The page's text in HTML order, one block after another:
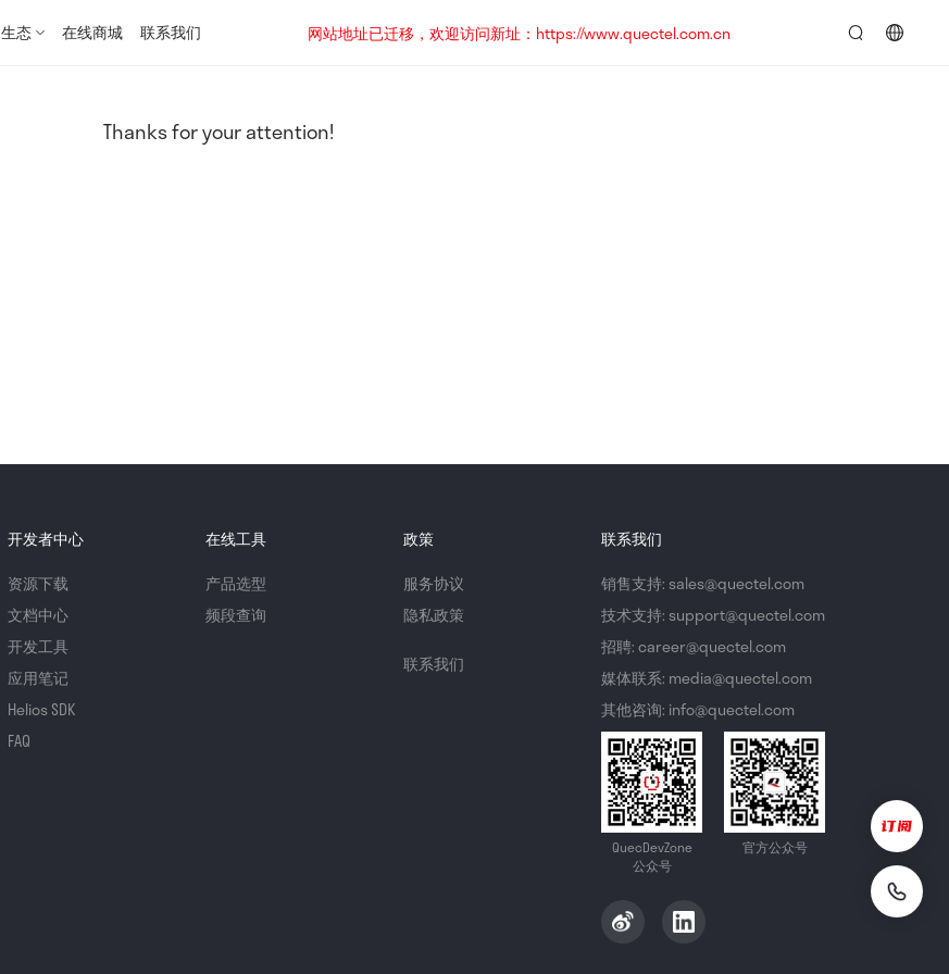
生态 在线商城 联系我们
网站地址已迁移，欢迎访问新址：https://www.quectel.com.cn
Thanks for your attention!
开发者中心
资源下载
文档中心
开发工具
应用笔记
Helios SDK
FAQ
在线工具
产品选型
频段查询
政策
服务协议
隐私政策
联系我们
联系我们
销售支持: sales@quectel.com
技术支持: support@quectel.com
招聘: career@quectel.com
媒体联系: media@quectel.com
其他咨询: info@quectel.com
QuecDevZone
公众号
官方公众号